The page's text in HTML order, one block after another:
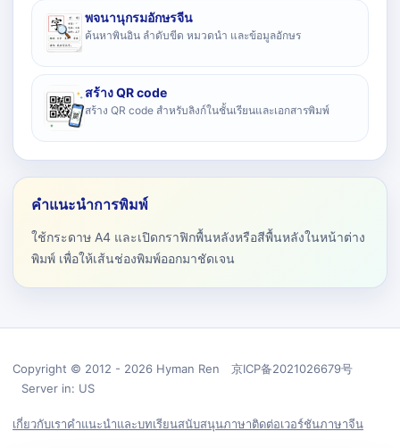
พจนานุกรมอักษรจีน
ค้นหาพินอิน ลำดับขีด หมวดนำ และข้อมูลอักษร
สร้าง QR code
สร้าง QR code สำหรับลิงก์ในชั้นเรียนและเอกสารพิมพ์
คำแนะนำการพิมพ์
ใช้กระดาษ A4 และเปิดกราฟิกพื้นหลังหรือสีพื้นหลังในหน้าต่าง
พิมพ์ เพื่อให้เส้นช่องพิมพ์ออกมาชัดเจน
Copyright © 2012 - 2026 Hyman Ren 京ICP备2021026679号
Server in: US
เกี่ยวกับเราคำแนะนำและบทเรียนสนับสนุนภาษาติดต่อเวอร์ชันภาษาจีน